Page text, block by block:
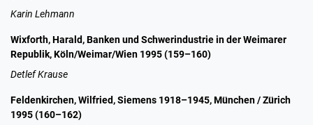
Karin Lehmann
Wixforth, Harald, Banken und Schwerindustrie in der Weimarer
Republik, Köln/Weimar/Wien 1995 (159–160)
Detlef Krause
Feldenkirchen, Wilfried, Siemens 1918–1945, München / Zürich
1995 (160–162)